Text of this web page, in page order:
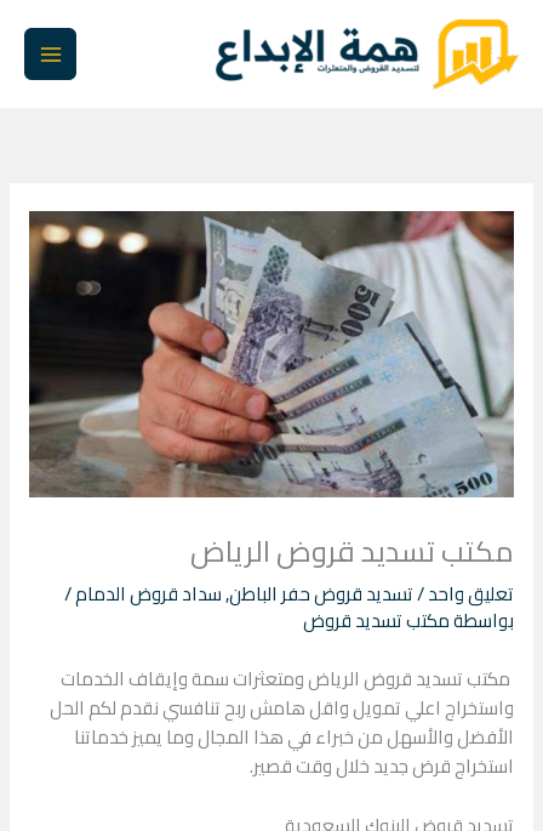
تخطي
المحتوى
مكتب تسديد قروض الرياض
تعليق واحد/تسديد قروض حفر الباطن,سداد قروض الدمام/
بواسطةمكتب تسديد قروض
مكتب تسديد قروض الرياض ومتعثرات سمة وإيقاف الخدمات
واستخراج اعلي تمويل واقل هامش ربح تنافسي نقدم لكم الحل
الأفضل والأسهل من خبراء في هذا المجال وما يميز خدماتنا
استخراج قرض جديد خلال وقت قصير.